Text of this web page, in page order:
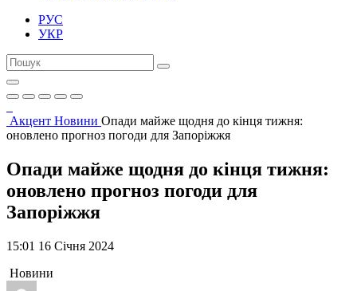
РУС
УКР
Акцент Новини Опади майже щодня до кінця тижня:
оновлено прогноз погоди для Запоріжжя
Опади майже щодня до кінця тижня:
оновлено прогноз погоди для
Запоріжжя
15:01 16 Січня 2024
Новини